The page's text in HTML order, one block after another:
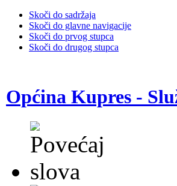
Skoči do sadržaja
Skoči do glavne navigacije
Skoči do prvog stupca
Skoči do drugog stupca
Općina Kupres -